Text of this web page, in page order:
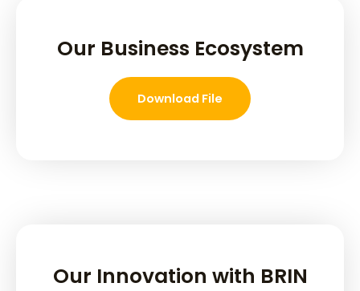
Our Business Ecosystem
Download File
Our Innovation with BRIN